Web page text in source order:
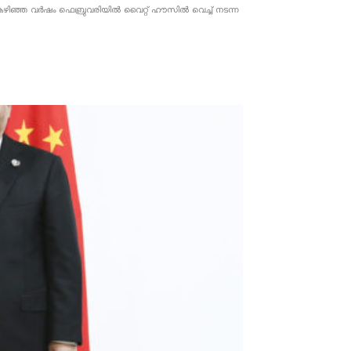
വർഷം ഫെബ്രുവരിയിൽ വൈറ്റ് ഹൗസിൽ വെച്ച് നടന്ന